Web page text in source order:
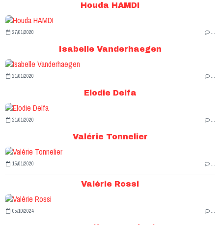
Houda HAMDI
27/01/2020
Isabelle Vanderhaegen
21/01/2020
Elodie Delfa
21/01/2020
Valérie Tonnelier
15/01/2020
Valérie Rossi
05/10/2024